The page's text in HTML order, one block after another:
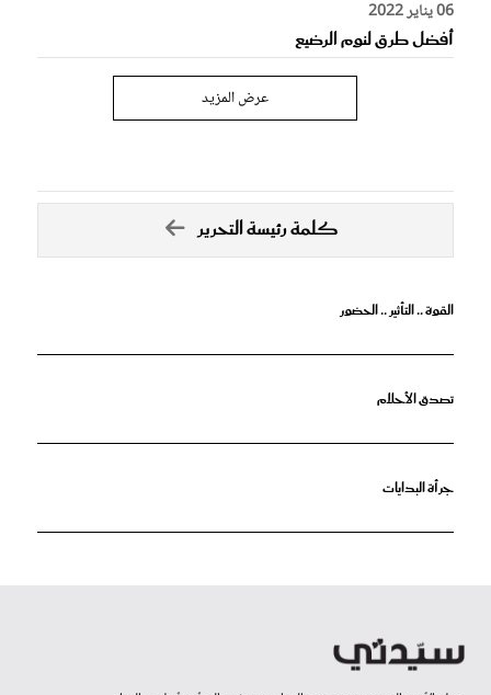
06 يناير 2022
أفضل طرق لنوم الرضيع
عرض المزيد
كلمة رئيسة التحرير
القوة .. التأثير .. الحضور
تصدق الأحلام
جرأة البدايات